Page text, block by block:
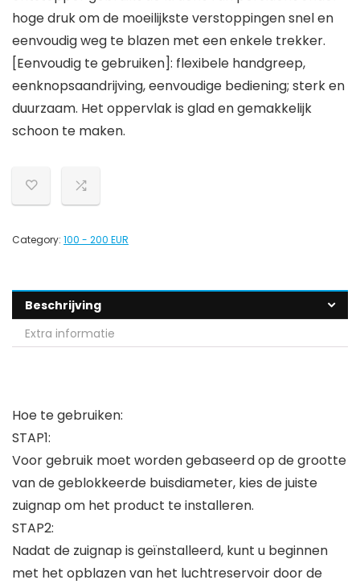
hoge druk om de moeilijkste verstoppingen snel en
eenvoudig weg te blazen met een enkele trekker.
[Eenvoudig te gebruiken]: flexibele handgreep,
eenknopsaandrijving, eenvoudige bediening; sterk en
duurzaam. Het oppervlak is glad en gemakkelijk
schoon te maken.
Category: 100 - 200 EUR
Beschrijving
Extra informatie
Hoe te gebruiken:
STAP1:
Voor gebruik moet worden gebaseerd op de grootte
van de geblokkeerde buisdiameter, kies de juiste
zuignap om het product te installeren.
STAP2:
Nadat de zuignap is geïnstalleerd, kunt u beginnen
met het opblazen van het luchtreservoir door de